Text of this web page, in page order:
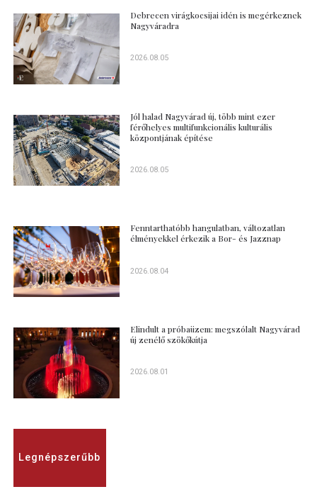
Debrecen virágkocsijai idén is megérkeznek
Nagyváradra
2026.08.05
Jól halad Nagyvárad új, több mint ezer
férőhelyes multifunkcionális kulturális
központjának építése
2026.08.05
Fenntarthatóbb hangulatban, változatlan
élményekkel érkezik a Bor- és Jazznap
2026.08.04
Elindult a próbaüzem: megszólalt Nagyvárad
új zenélő szökőkútja
2026.08.01
Legnépszerűbb